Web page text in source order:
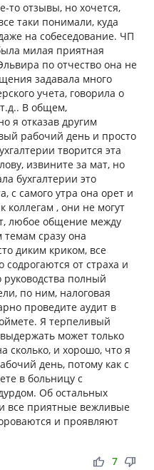
то отзывы, но хочется,
таки понимали, куда
на собеседование. ЧП
милая приятная
по отчество она не
задавала много
учета, говорила о
В общем,
я отказав другим
рабочий день и просто
творится эта
извините за мат, но
бухгалтерии это
с самого утра она орет и
коллегам , они не могут
любое общение между
сразу она
диким криком, все
содрогаются от страха и
руководства полный
по ним, налоговая
проведите аудит в
Я терпеливый
может только
сколько, и хорошо, что я
день, потому как с
в больницу с
Об остальных
все приятные вежливые
и проявляют
thumb_up thumb_down
7